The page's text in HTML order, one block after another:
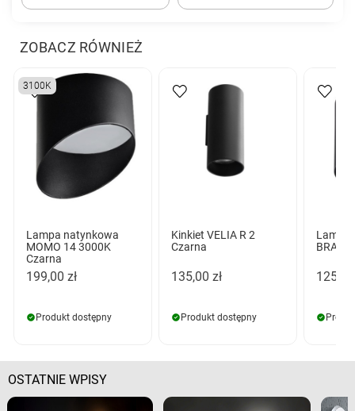
ZOBACZ RÓWNIEŻ
3100K
Lampa natynkowa
MOMO 14 3000K
Czarna
199,00 zł
Produkt dostępny
Kinkiet VELIA R 2
Czarna
135,00 zł
Produkt dostępny
Lampa
125,00
OSTATNIE WPISY